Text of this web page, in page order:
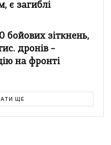
є загиблі
бойових зіткнень,
дронів –
на фронті
ЩЕ